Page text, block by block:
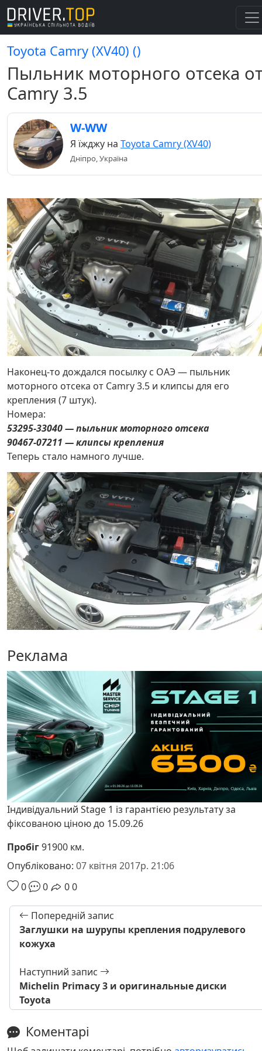
Toyota Camry (XV40) ()
Пыльник моторного отсека
Camry 3.5
W-WW
Я їжджу на Toyota Camry (XV40)
Дніпро, Україна
Наконец-то дождался посылку с ОАЭ — пыльник
моторного отсека от Camry 3.5 и клипсы для его
крепления (7 штук).
Номера:
53295-33040 — пыльник моторного отсека
90467-07211 — клипсы крепления
Теперь стало намного лучше.
Реклама
Індивідуальний Stage 1 із гарантією результату за
фіксованою ціною до 15.09.26
Пробіг91900 км.
Опубліковано: 07 квітня 2017р. 21:06
0
0 00
Попередній запис
Заглушки на шурупы крепления подрулевого
кожуха
Наступний запис
Michelin Primacy 3 и оригинальные диски
Toyota
Коментарі